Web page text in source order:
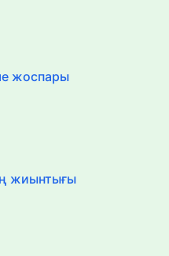
жоспары
жиынтығы